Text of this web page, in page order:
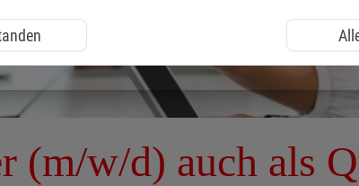
(m/w/d) auch als